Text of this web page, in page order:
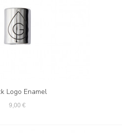
Logo Enamel
9,00 €